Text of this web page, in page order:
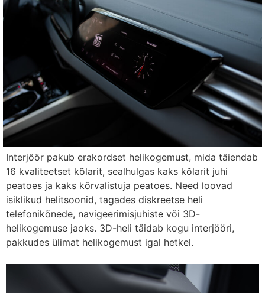
Interjöör pakub erakordset helikogemust, mida täiendab
16 kvaliteetset kõlarit, sealhulgas kaks kõlarit juhi
peatoes ja kaks kõrvalistuja peatoes. Need loovad
isiklikud helitsoonid, tagades diskreetse heli
telefonikõnede, navigeerimisjuhiste või 3D-
helikogemuse jaoks. 3D-heli täidab kogu interjööri,
pakkudes ülimat helikogemust igal hetkel.